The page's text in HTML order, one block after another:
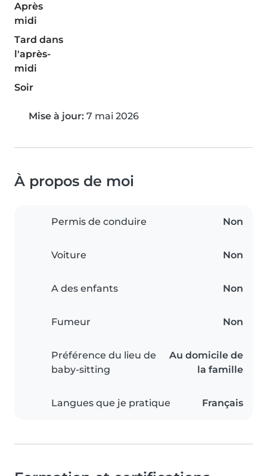
Après
midi
Tard dans
l'après-
midi
Soir
Mise à jour: 7 mai 2026
À propos de moi
Permis de conduire Non
Voiture Non
A des enfants Non
Fumeur Non
Préférence du lieu de
baby-sitting
Au domicile de
la famille
Langues que je pratique Français